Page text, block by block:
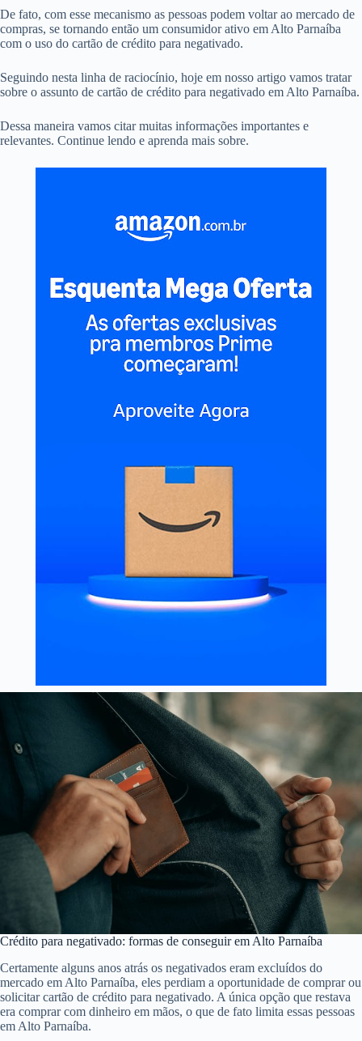
De fato, com esse mecanismo as pessoas podem voltar ao mercado de
compras, se tornando então um consumidor ativo em Alto Parnaíba
com o uso do cartão de crédito para negativado.
Seguindo nesta linha de raciocínio, hoje em nosso artigo vamos tratar
sobre o assunto de cartão de crédito para negativado em Alto Parnaíba.
Dessa maneira vamos citar muitas informações importantes e
relevantes. Continue lendo e aprenda mais sobre.
Crédito para negativado: formas de conseguir em Alto Parnaíba
Certamente alguns anos atrás os negativados eram excluídos do
mercado em Alto Parnaíba, eles perdiam a oportunidade de comprar ou
solicitar cartão de crédito para negativado. A única opção que restava
era comprar com dinheiro em mãos, o que de fato limita essas pessoas
em Alto Parnaíba.